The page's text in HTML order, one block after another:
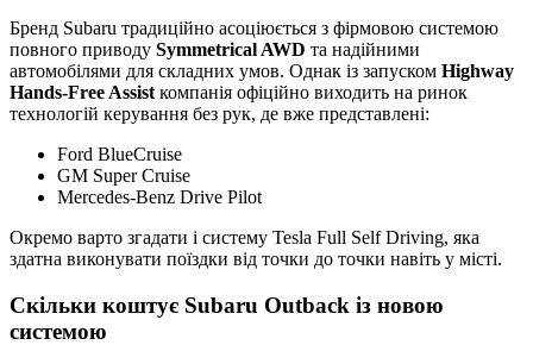
Бренд Subaru традиційно асоціюється з фірмовою системою
повного приводу Symmetrical AWD та надійними
автомобілями для складних умов. Однак із запуском Highway
Hands-Free Assist компанія офіційно виходить на ринок
технологій керування без рук, де вже представлені:
Ford BlueCruise
GM Super Cruise
Mercedes‑Benz Drive Pilot
Окремо варто згадати і систему Tesla Full Self Driving, яка
здатна виконувати поїздки від точки до точки навіть у місті.
Скільки коштує Subaru Outback із новою
системою